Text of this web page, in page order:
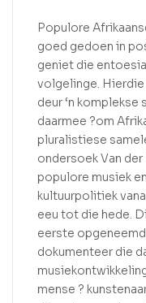
Populore
goed gedoen in
geniet die
volgelinge.
deur ‘n
daarmee ?om
pluralistiese
ondersoek Van
populore musiek
kultuurpolitiek
eeu tot die hede.
eerste
dokumenteer die
mense ?